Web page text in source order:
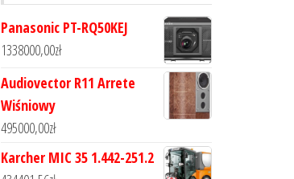
Panasonic PT-RQ50KEJ
1338000,00zł
Audiovector R11 Arrete
Wiśniowy
495000,00zł
Karcher MIC 35 1.442-251.2